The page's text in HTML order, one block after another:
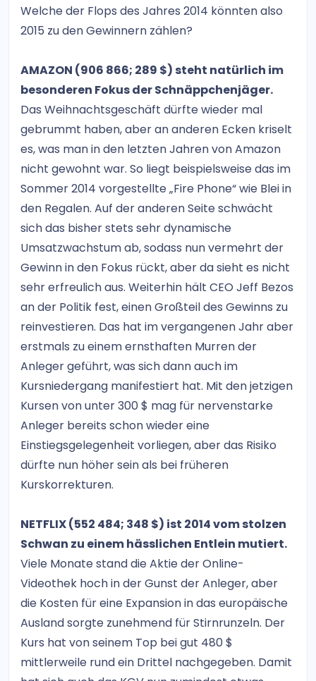
Welche der Flops des Jahres 2014 könnten also
2015 zu den Gewinnern zählen?
AMAZON (906 866; 289 $) steht natürlich im
besonderen Fokus der Schnäppchenjäger.
Das Weihnachtsgeschäft dürfte wieder mal
gebrummt haben, aber an anderen Ecken kriselt
es, was man in den letzten Jahren von Amazon
nicht gewohnt war. So liegt beispielsweise das im
Sommer 2014 vorgestellte „Fire Phone“ wie Blei in
den Regalen. Auf der anderen Seite schwächt
sich das bisher stets sehr dynamische
Umsatzwachstum ab, sodass nun vermehrt der
Gewinn in den Fokus rückt, aber da sieht es nicht
sehr erfreulich aus. Weiterhin hält CEO Jeff Bezos
an der Politik fest, einen Großteil des Gewinns zu
reinvestieren. Das hat im vergangenen Jahr aber
erstmals zu einem ernsthaften Murren der
Anleger geführt, was sich dann auch im
Kursniedergang manifestiert hat. Mit den jetzigen
Kursen von unter 300 $ mag für nervenstarke
Anleger bereits schon wieder eine
Einstiegsgelegenheit vorliegen, aber das Risiko
dürfte nun höher sein als bei früheren
Kurskorrekturen.
NETFLIX (552 484; 348 $) ist 2014 vom stolzen
Schwan zu einem hässlichen Entlein mutiert.
Viele Monate stand die Aktie der Online-
Videothek hoch in der Gunst der Anleger, aber
die Kosten für eine Expansion in das europäische
Ausland sorgte zunehmend für Stirnrunzeln. Der
Kurs hat von seinem Top bei gut 480 $
mittlerweile rund ein Drittel nachgegeben. Damit